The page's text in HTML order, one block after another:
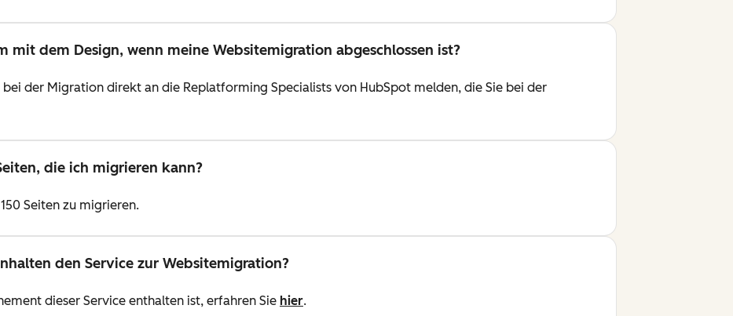
mit dem Design, wenn meine Websitemigration abgeschlossen ist?
der Migration direkt an die Replatforming Specialists von HubSpot melden, die Sie bei der
die ich migrieren kann?
Seiten zu migrieren.
den Service zur Websitemigration?
dieser Service enthalten ist, erfahren Sie hier.